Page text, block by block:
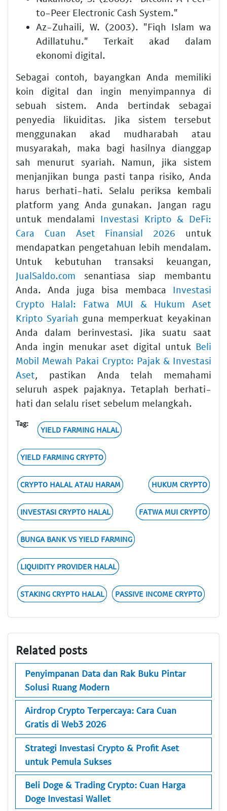
to-Peer Electronic Cash System."
Az-Zuhaili, W. (2003). "Fiqh Islam wa
Adillatuhu." Terkait akad dalam
ekonomi digital.
Sebagai contoh, bayangkan Anda memiliki
koin digital dan ingin menyimpannya di
sebuah sistem. Anda bertindak sebagai
penyedia likuiditas. Jika sistem tersebut
menggunakan akad mudharabah atau
musyarakah, maka bagi hasilnya dianggap
sah menurut syariah. Namun, jika sistem
menjanjikan bunga pasti tanpa risiko, Anda
harus berhati-hati. Selalu periksa kembali
platform yang Anda gunakan. Jangan ragu
untuk mendalami Investasi Kripto & DeFi:
Cara Cuan Aset Finansial 2026 untuk
mendapatkan pengetahuan lebih mendalam.
Untuk kebutuhan transaksi keuangan,
JualSaldo.com senantiasa siap membantu
Anda. Anda juga bisa membaca Investasi
Crypto Halal: Fatwa MUI & Hukum Aset
Kripto Syariah guna memperkuat keyakinan
Anda dalam berinvestasi. Jika suatu saat
Anda ingin menukar aset digital untuk Beli
Mobil Mewah Pakai Crypto: Pajak & Investasi
Aset, pastikan Anda telah memahami
seluruh aspek pajaknya. Tetaplah berhati-
hati dan selalu riset sebelum melangkah.
Tag:
YIELD FARMING HALAL
YIELD FARMING CRYPTO
CRYPTO HALAL ATAU HARAM HUKUM CRYPTO
INVESTASI CRYPTO HALAL FATWA MUI CRYPTO
BUNGA BANK VS YIELD FARMING
LIQUIDITY PROVIDER HALAL
STAKING CRYPTO HALAL PASSIVE INCOME CRYPTO
Related posts
Penyimpanan Data dan Rak Buku Pintar
Solusi Ruang Modern
Airdrop Crypto Terpercaya: Cara Cuan
Gratis di Web3 2026
Strategi Investasi Crypto & Profit Aset
untuk Pemula Sukses
Beli Doge & Trading Crypto: Cuan Harga
Doge Investasi Wallet